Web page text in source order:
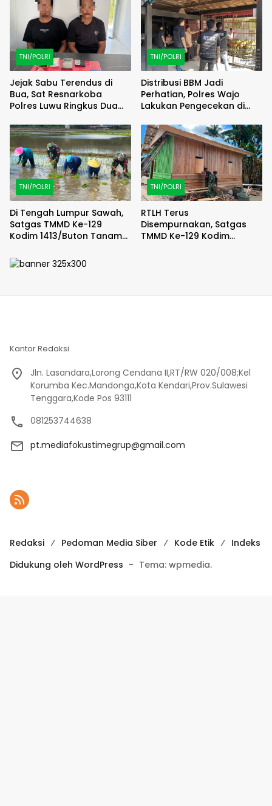
TNI/POLRI
Jejak Sabu Terendus di
Bua, Sat Resnarkoba
Polres Luwu Ringkus Dua
TNI/POLRI
Distribusi BBM Jadi
Perhatian, Polres Wajo
Lakukan Pengecekan di
TNI/POLRI
Di Tengah Lumpur Sawah,
Satgas TMMD Ke-129
Kodim 1413/Buton Tanam
Pangan Bersama Warga
TNI/POLRI
RTLH Terus
Disempurnakan, Satgas
TMMD Ke-129 Kodim
Kantor Redaksi
Jln. Lasandara,Lorong Cendana II,RT/RW 020/008;Kel
Korumba Kec.Mandonga,Kota Kendari,Prov.Sulawesi
Tenggara,Kode Pos 93111
081253744638
pt.mediafokustimegrup@gmail.com
Redaksi Pedoman Media Siber Kode Etik
Indeks
Didukung oleh WordPress - Tema: wpmedia.